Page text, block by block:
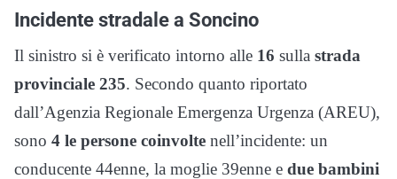
Incidente stradale a Soncino
Il sinistro si è verificato intorno alle 16 sulla strada
provinciale 235. Secondo quanto riportato
dall’Agenzia Regionale Emergenza Urgenza (AREU),
sono 4 le persone coinvolte nell’incidente: un
conducente 44enne, la moglie 39enne e due bambini